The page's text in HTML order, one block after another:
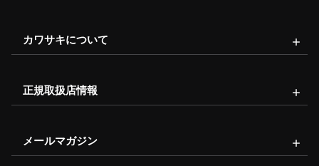
カワサキについて
正規取扱店情報
メールマガジン